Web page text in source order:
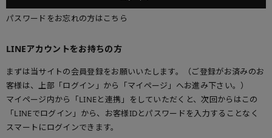
パスワードをお忘れの方はこちら
LINEアカウントをお持ちの方
まずは当サイトの会員登録をお願いいたします。（ご登録がお済みのお
客様は、上部「ログイン」から「マイページ」へお進み下さい。）
マイページ内から「LINEと連携」をしていただくと、次回からはこの
「LINEでログイン」から、お客様IDとパスワードを入力することなく
スマートにログインできます。